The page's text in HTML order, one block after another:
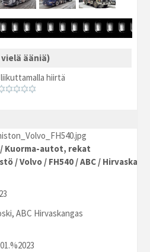
ääniä)
hiirtä
/ Kuorma-autot, rekat
/Volvo / FH540 /ABC /
ABC Hirvaskangas